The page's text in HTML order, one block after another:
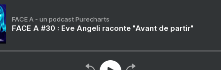
FACE A - un podcast Purecharts
FACE A #30 : Eve Angeli raconte "Avant de partir"